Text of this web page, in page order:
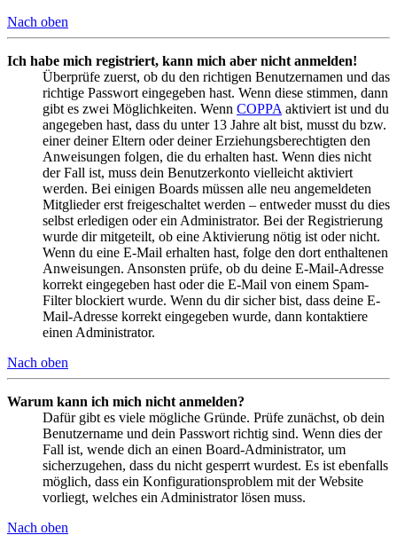
Nach oben
Ich habe mich registriert, kann mich aber nicht anmelden!
Überprüfe zuerst, ob du den richtigen Benutzernamen und das
richtige Passwort eingegeben hast. Wenn diese stimmen, dann
gibt es zwei Möglichkeiten. Wenn COPPA aktiviert ist und du
angegeben hast, dass du unter 13 Jahre alt bist, musst du bzw.
einer deiner Eltern oder deiner Erziehungsberechtigten den
Anweisungen folgen, die du erhalten hast. Wenn dies nicht
der Fall ist, muss dein Benutzerkonto vielleicht aktiviert
werden. Bei einigen Boards müssen alle neu angemeldeten
Mitglieder erst freigeschaltet werden – entweder musst du dies
selbst erledigen oder ein Administrator. Bei der Registrierung
wurde dir mitgeteilt, ob eine Aktivierung nötig ist oder nicht.
Wenn du eine E-Mail erhalten hast, folge den dort enthaltenen
Anweisungen. Ansonsten prüfe, ob du deine E-Mail-Adresse
korrekt eingegeben hast oder die E-Mail von einem Spam-
Filter blockiert wurde. Wenn du dir sicher bist, dass deine E-
Mail-Adresse korrekt eingegeben wurde, dann kontaktiere
einen Administrator.
Nach oben
Warum kann ich mich nicht anmelden?
Dafür gibt es viele mögliche Gründe. Prüfe zunächst, ob dein
Benutzername und dein Passwort richtig sind. Wenn dies der
Fall ist, wende dich an einen Board-Administrator, um
sicherzugehen, dass du nicht gesperrt wurdest. Es ist ebenfalls
möglich, dass ein Konfigurationsproblem mit der Website
vorliegt, welches ein Administrator lösen muss.
Nach oben